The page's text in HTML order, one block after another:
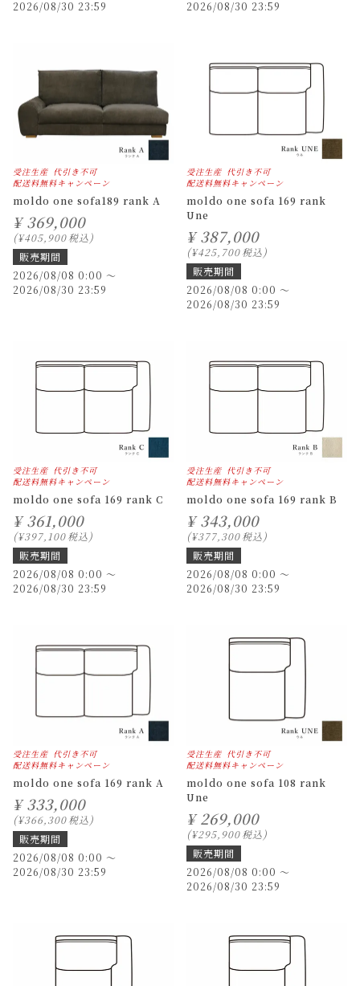
2026/08/30 23:59 2026/08/30 23:59
受注生産 代引き不可
配送料無料キャンペーン
moldo one sofa189 rank A
¥ 369,000
¥405,900税込
販売期間
2026/08/08 0:00 〜
2026/08/30 23:59
受注生産 代引き不可
配送料無料キャンペーン
moldo one sofa 169 rank
Une
¥ 387,000
¥425,700税込
販売期間
2026/08/08 0:00 〜
2026/08/30 23:59
受注生産 代引き不可
配送料無料キャンペーン
moldo one sofa 169 rank C
¥ 361,000
¥397,100税込
販売期間
2026/08/08 0:00 〜
2026/08/30 23:59
受注生産 代引き不可
配送料無料キャンペーン
moldo one sofa 169 rank B
¥ 343,000
¥377,300税込
販売期間
2026/08/08 0:00 〜
2026/08/30 23:59
受注生産 代引き不可
配送料無料キャンペーン
moldo one sofa 169 rank A
¥ 333,000
¥366,300税込
販売期間
2026/08/08 0:00 〜
2026/08/30 23:59
受注生産 代引き不可
配送料無料キャンペーン
moldo one sofa 108 rank
Une
¥ 269,000
¥295,900税込
販売期間
2026/08/08 0:00 〜
2026/08/30 23:59